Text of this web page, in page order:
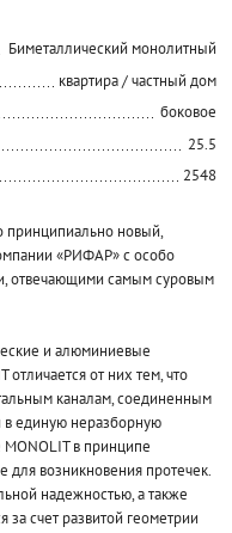
Биметаллический монолитный
квартира / частный дом
боковое
25.5
2548
принципиально новый,
«РИФАР» с особо
отвечающими самым суровым
и алюминиевые
от них тем, что
каналам, соединенным
в единую неразборную
MONOLIT в принципе
для возникновения протечек.
надежностью, а также
за счет развитой геометрии